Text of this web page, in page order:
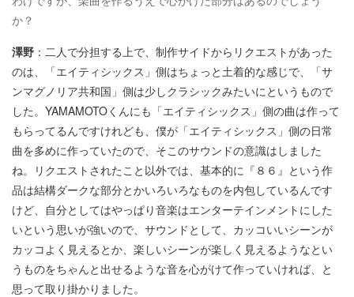
か？
澤野 ：二人で分担する上で、制作サイドからリクエストがあった
のは、「エイティシックス」側はちょっと土着的な感じで、「サ
ンマグノリア共和国」側は少しクラシックみたいにというもので
した。YAMAMOTOくんにも「エイティシックス」側の曲は作って
もらってるんですけれども、僕が「エイティシックス」側の日常
曲を多めに作っていたので、そこのサウンドの意識はしました
ね。リクエストされたこと以外では、基本的に『８６』という作
品は結構ダークな部分とかいろいろなものを内包しているんです
けど、自分としてはやっぱり音楽はエンターテインメントにした
いという思いが強いので、サウンドとして、カッコいいシーンが
カッコよく見えるとか、楽しいシーンが楽しく見えるようなとい
うものをちゃんと出せるような音を心がけて作っていければ、と
思って取り掛かりました。